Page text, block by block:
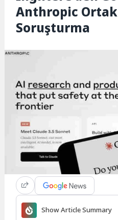
Anthropic
Soruşturma
Show Article Summary